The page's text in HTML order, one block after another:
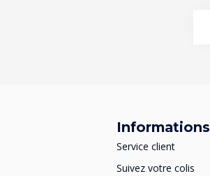
Informations
Service client
Suivez votre colis